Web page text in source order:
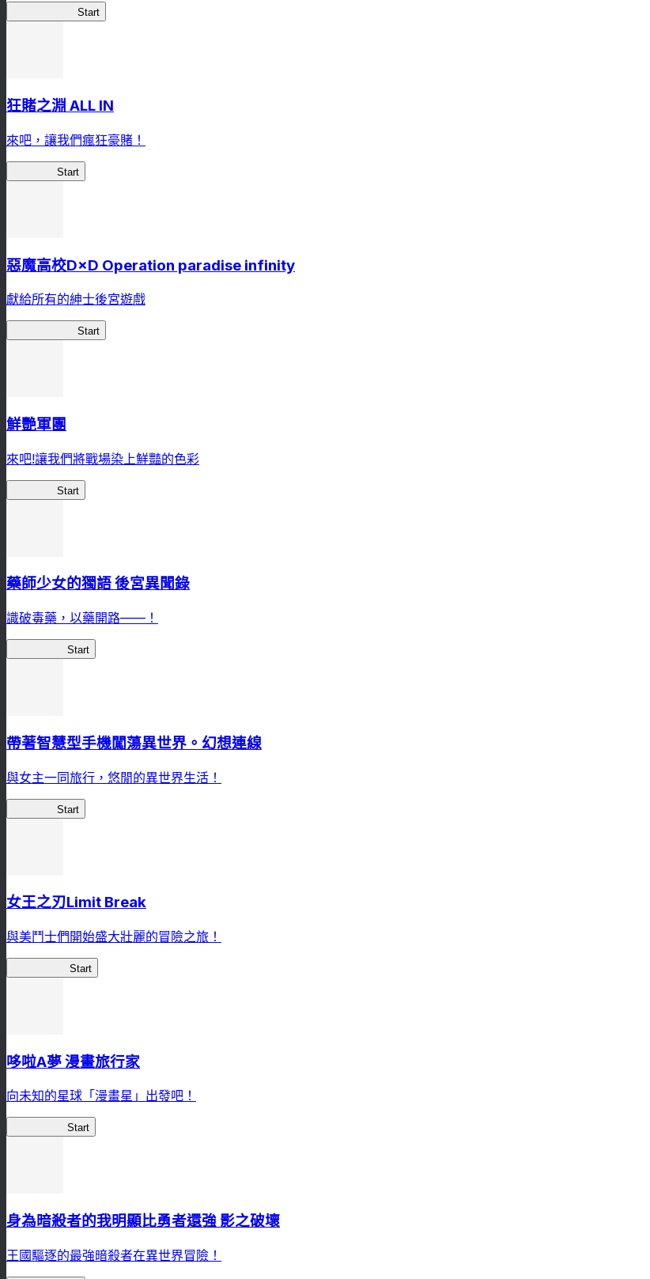
Start
狂賭之淵 ALL IN
來吧，讓我們瘋狂豪賭！
Start
惡魔高校D×D Operation paradise infinity
獻給所有的紳士後宮遊戲
Start
鮮艷軍團
來吧!讓我們將戰場染上鮮豔的色彩
Start
藥師少女的獨語 後宮異聞錄
識破毒藥，以藥開路——！
Start
帶著智慧型手機闖蕩異世界。幻想連線
與女主一同旅行，悠閒的異世界生活！
Start
女王之刃Limit Break
與美鬥士們開始盛大壯麗的冒險之旅！
Start
哆啦A夢 漫畫旅行家
向未知的星球「漫畫星」出發吧！
Start
身為暗殺者的我明顯比勇者還強 影之破壞
王國驅逐的最強暗殺者在異世界冒險！